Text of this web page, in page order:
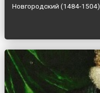
Новгородский (1484-1504)